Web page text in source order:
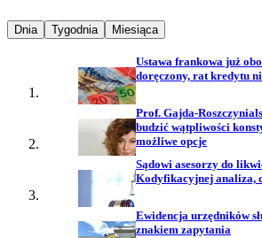
Najpopularniejsze wiadomości z
Dnia Najpopularniejsze wiadomości z
Tygodnia Najpopularniejsze
Miesiąca
Ustawa frankowa już
doręczony, rat kredytu
Prof. Gajda-
budzić wątpliwości
możliwe opcje
Sądowi asesorzy do
Kodyfikacyjnej analiza,
Ewidencja urzędników
znakiem zapytania